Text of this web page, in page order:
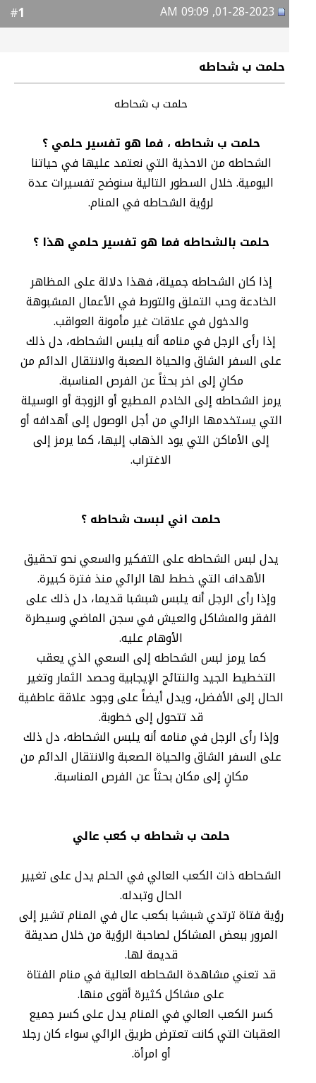
1
حلمت ب شحاطه
حلمت ب شحاطه
حلمت ب شحاطه ، فما هو تفسير حلمي ؟
الشحاطه من الاحذية التي نعتمد عليها في حياتنا
اليومية. خلال السطور التالية سنوضح تفسيرات عدة
لرؤية الشحاطه في المنام.
حلمت بالشحاطه فما هو تفسير حلمي هذا ؟
إذا كان الشحاطه جميلة، فهذا دلالة على المظاهر
الخادعة وحب التملق والتورط في الأعمال المشبوهة
والدخول في علاقات غير مأمونة العواقب.
إذا رأى الرجل في منامه أنه يلبس الشحاطه، دل ذلك
على السفر الشاق والحياة الصعبة والانتقال الدائم من
مكانٍ إلى اخر بحثاً عن الفرص المناسبة.
يرمز الشحاطه إلى الخادم المطيع أو الزوجة أو الوسيلة
التي يستخدمها الرائي من أجل الوصول إلى أهدافه أو
إلى الأماكن التي يود الذهاب إليها، كما يرمز إلى
الاغتراب.
حلمت اني لبست شحاطه ؟
يدل لبس الشحاطه على التفكير والسعي نحو تحقيق
الأهداف التي خطط لها الرائي منذ فترة كبيرة.
وإذا رأى الرجل أنه يلبس شبشبا قديما، دل ذلك على
الفقر والمشاكل والعيش في سجن الماضي وسيطرة
الأوهام عليه.
كما يرمز لبس الشحاطه إلى السعي الذي يعقب
التخطيط الجيد والنتائج الإيجابية وحصد الثمار وتغير
الحال إلى الأفضل، ويدل أيضاً على وجود علاقة عاطفية
قد تتحول إلى خطوبة.
وإذا رأى الرجل في منامه أنه يلبس الشحاطه، دل ذلك
على السفر الشاق والحياة الصعبة والانتقال الدائم من
مكانٍ إلى مكان بحثاً عن الفرص المناسبة.
حلمت ب شحاطه ب كعب عالي
الشحاطه ذات الكعب العالي في الحلم يدل على تغيير
الحال وتبدله.
رؤية فتاة ترتدي شبشبا بكعب عال في المنام تشير إلى
المرور ببعض المشاكل لصاحبة الرؤية من خلال صديقة
قديمة لها.
قد تعني مشاهدة الشحاطه العالية في منام الفتاة
على مشاكل كثيرة أقوى منها.
كسر الكعب العالي في المنام يدل على كسر جميع
العقبات التي كانت تعترض طريق الرائي سواء كان رجلا
أو امرأة.